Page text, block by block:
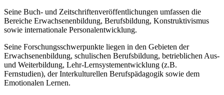
Seine Buch- und Zeitschriftenveröffentlichungen umfassen die
Bereiche Erwachsenenbildung, Berufsbildung, Konstruktivismus
sowie internationale Personalentwicklung.
Seine Forschungsschwerpunkte liegen in den Gebieten der
Erwachsenenbildung, schulischen Berufsbildung, betrieblichen Aus-
und Weiterbildung, Lehr-Lernsystementwicklung (z.B.
Fernstudien), der Interkulturellen Berufspädagogik sowie dem
Emotionalen Lernen.